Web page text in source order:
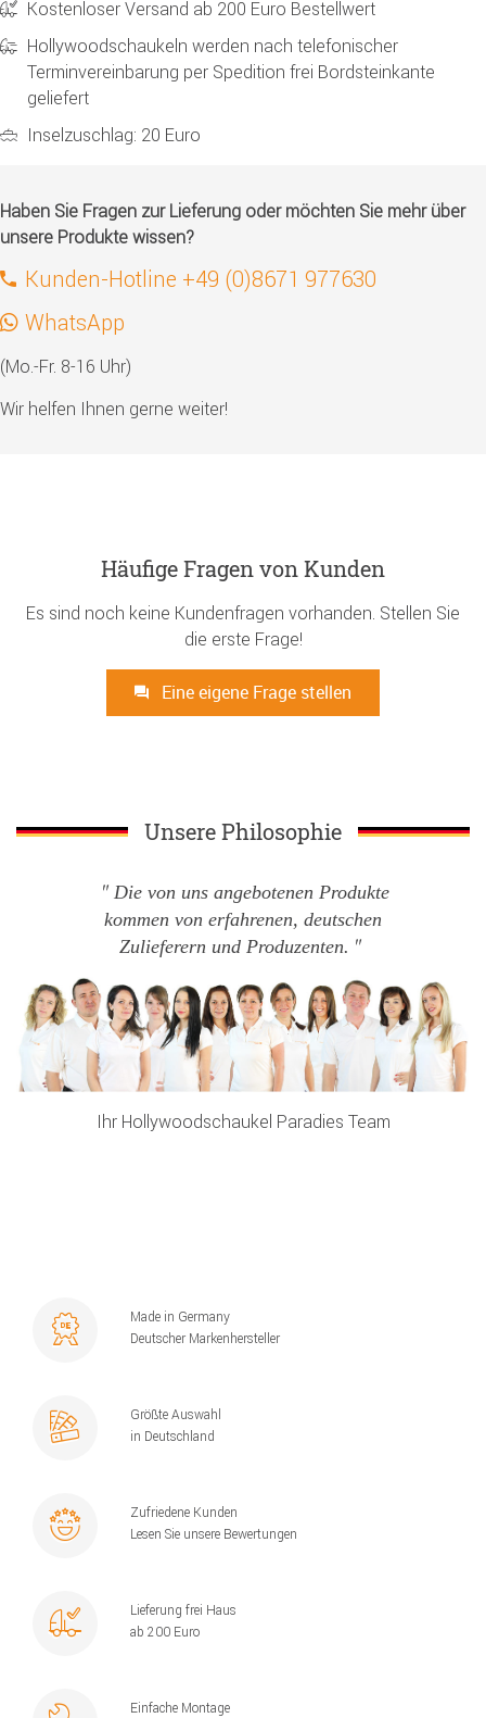
Kostenloser Versand ab 200 Euro Bestellwert
Hollywoodschaukeln werden nach telefonischer
Terminvereinbarung per Spedition frei Bordsteinkante
geliefert
Inselzuschlag: 20 Euro
Haben Sie Fragen zur Lieferung oder möchten Sie mehr über
unsere Produkte wissen?
Kunden-Hotline +49 (0)8671 977630
WhatsApp
(Mo.-Fr. 8-16 Uhr)
Wir helfen Ihnen gerne weiter!
Häufige Fragen von Kunden
Es sind noch keine Kundenfragen vorhanden. Stellen Sie
die erste Frage!
Eine eigene Frage stellen
Unsere Philosophie
Die von uns angebotenen Produkte
kommen von erfahrenen, deutschen
Zulieferern und Produzenten.
Ihr Hollywoodschaukel Paradies Team
Made in Germany
Deutscher Markenhersteller
Größte Auswahl
in Deutschland
Zufriedene Kunden
Lesen Sie unsere Bewertungen
Lieferung frei Haus
ab 200 Euro
Einfache Montage